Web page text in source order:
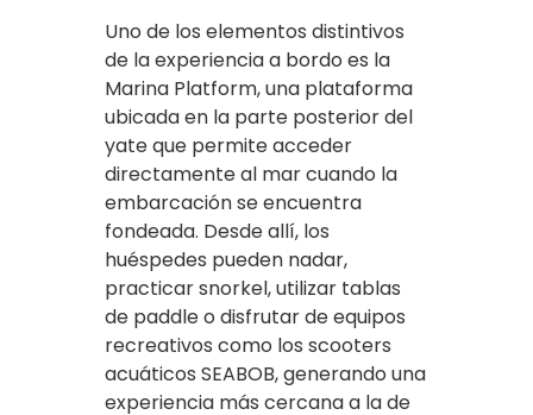
Uno de los elementos distintivos
de la experiencia a bordo es la
Marina Platform, una plataforma
ubicada en la parte posterior del
yate que permite acceder
directamente al mar cuando la
embarcación se encuentra
fondeada. Desde allí, los
huéspedes pueden nadar,
practicar snorkel, utilizar tablas
de paddle o disfrutar de equipos
recreativos como los scooters
acuáticos SEABOB, generando una
experiencia más cercana a la de